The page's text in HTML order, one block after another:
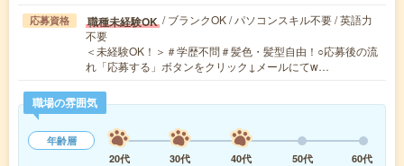
応募資格 職種未経験OK / ブランクOK / パソコンスキル不要 / 英語力
不要
＜未経験OK！＞＃学歴不問＃髪色・髪型自由！○応募後の流
れ「応募する」ボタンをクリック↓メールにてw…
職場の雰囲気
年齢層
20代
30代 40代 50代 60代